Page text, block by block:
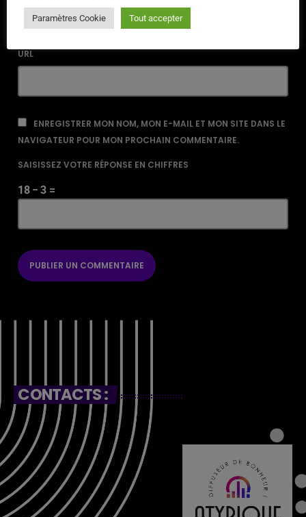
URL
ENREGISTRER MON NOM, MON E-MAIL ET MON SITE DANS LE
NAVIGATEUR POUR MON PROCHAIN COMMENTAIRE.
SAISISSEZ VOTRE RÉPONSE EN CHIFFRES
18 − 3 =
CONTACTS :
Paramètres Cookie Tout accepter